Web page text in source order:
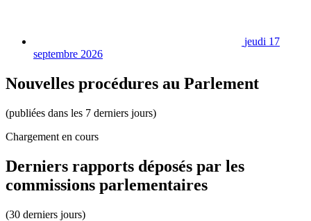
jeudi 17
septembre 2026
Nouvelles procédures au Parlement
(publiées dans les 7 derniers jours)
Chargement en cours
Derniers rapports déposés par les
commissions parlementaires
(30 derniers jours)